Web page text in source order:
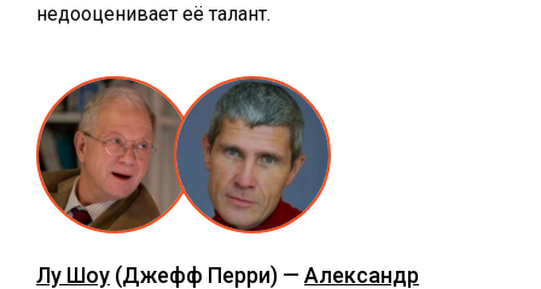
недооценивает её талант.
Лу Шоу (Джефф Перри) — Александр